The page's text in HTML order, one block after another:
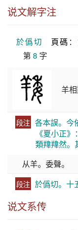
说文解字注
於僞切 頁碼
第 8 字
羊相
段注 各本誤。今
《夏小正
類䍷䍷然。
从羊。委聲。
段注 於僞切。十
说文系传